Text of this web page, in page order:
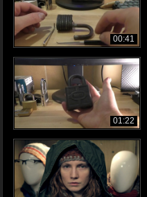
00:41
01:22